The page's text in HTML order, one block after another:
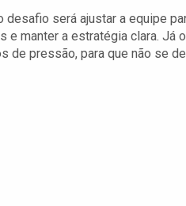
desafio será ajustar a equipe
e manter a estratégia clara. Já
de pressão, para que não se